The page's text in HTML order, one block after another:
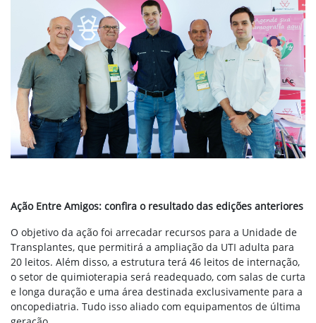
Ação Entre Amigos: confira o resultado das edições anteriores
O objetivo da ação foi arrecadar recursos para a Unidade de
Transplantes, que permitirá a ampliação da UTI adulta para
20 leitos. Além disso, a estrutura terá 46 leitos de internação,
o setor de quimioterapia será readequado, com salas de curta
e longa duração e uma área destinada exclusivamente para a
oncopediatria. Tudo isso aliado com equipamentos de última